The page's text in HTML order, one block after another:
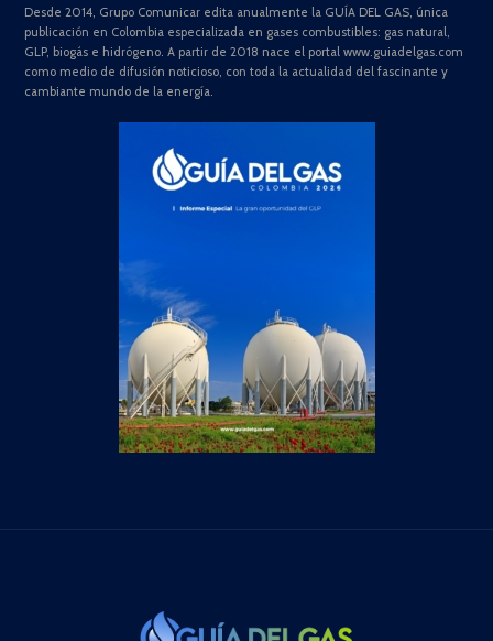
Desde 2014, Grupo Comunicar edita anualmente la GUÍA DEL GAS, única
publicación en Colombia especializada en gases combustibles: gas natural,
GLP, biogás e hidrógeno. A partir de 2018 nace el portal www.guiadelgas.com
como medio de difusión noticioso, con toda la actualidad del fascinante y
cambiante mundo de la energía.